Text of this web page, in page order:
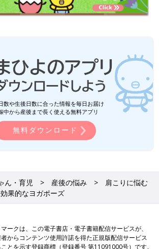
数や生後日数に合った情報を毎日お届け
中から産後まで長く使える無料アプリ
無料ダウンロード
ん・育児 産後の悩み
肩こりに悩む
果的なヨガポーズ
ークは、この電子書店・電子書籍配信サービスが、
からコンテンツ使用許諾を得た正規版配信サービス
とを示す登録商標（登録番号 第11091000号）です。